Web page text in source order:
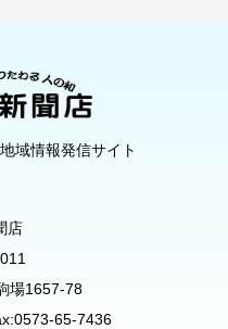
域情報発信サイト
店
場1657-78
65-7436